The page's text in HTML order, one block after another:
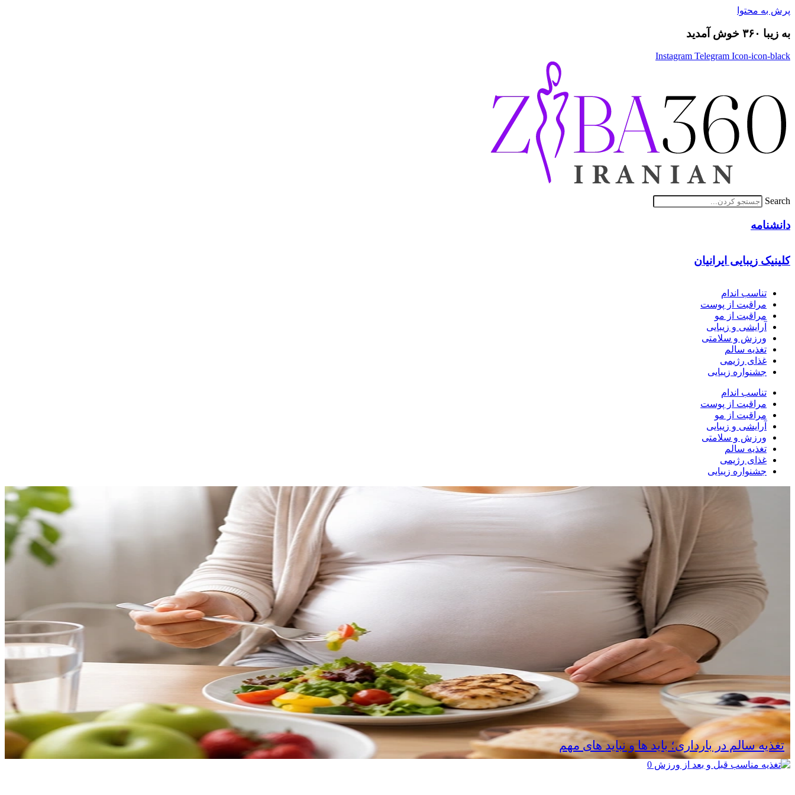
پرش به محتوا
به زیبا ۳۶۰ خوش آمدید
Instagram Telegram Icon-icon-black
Search
دانشنامه
کلینیک زیبایی ایرانیان
تناسب اندام
مراقبت از پوست
مراقبت از مو
آرایشی و زیبایی
ورزش و سلامتی
تغذیه سالم
غذای رژیمی
جشنواره زیبایی
تناسب اندام
مراقبت از پوست
مراقبت از مو
آرایشی و زیبایی
ورزش و سلامتی
تغذیه سالم
غذای رژیمی
جشنواره زیبایی
تغذیه سالم در بارداری؛ باید ها و نباید های مهم